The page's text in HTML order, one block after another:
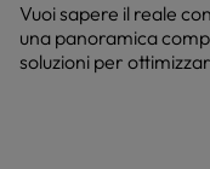
Vuoi sapere il reale
una panoramica
soluzioni per